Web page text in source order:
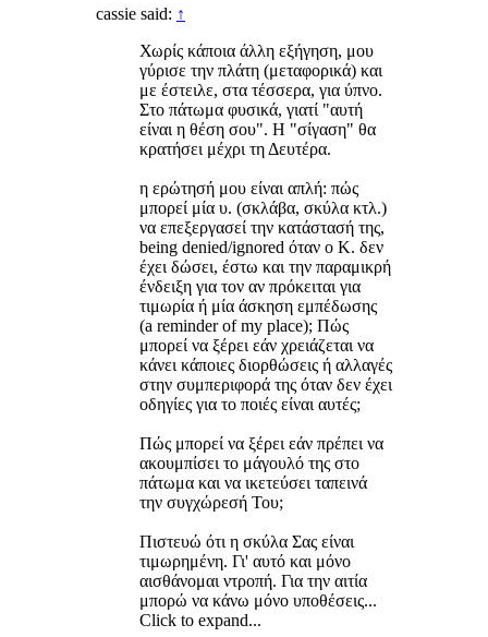
cassie said: ↑
Χωρίς κάποια άλλη εξήγηση, μου
γύρισε την πλάτη (μεταφορικά) και
με έστειλε, στα τέσσερα, για ύπνο.
Στο πάτωμα φυσικά, γιατί "αυτή
είναι η θέση σου". Η "σίγαση" θα
κρατήσει μέχρι τη Δευτέρα.
η ερώτησή μου είναι απλή: πώς
μπορεί μία υ. (σκλάβα, σκύλα κτλ.)
να επεξεργασεί την κατάστασή της,
being denied/ignored όταν ο Κ. δεν
έχει δώσει, έστω και την παραμικρή
ένδειξη για τον αν πρόκειται για
τιμωρία ή μία άσκηση εμπέδωσης
(a reminder of my place); Πώς
μπορεί να ξέρει εάν χρειάζεται να
κάνει κάποιες διορθώσεις ή αλλαγές
στην συμπεριφορά της όταν δεν έχει
οδηγίες για το ποιές είναι αυτές;
Πώς μπορεί να ξέρει εάν πρέπει να
ακουμπίσει το μάγουλό της στο
πάτωμα και να ικετεύσει ταπεινά
την συγχώρεσή Του;
Πιστευώ ότι η σκύλα Σας είναι
τιμωρημένη. Γι' αυτό και μόνο
αισθάνομαι ντροπή. Για την αιτία
μπορώ να κάνω μόνο υποθέσεις...
Click to expand...